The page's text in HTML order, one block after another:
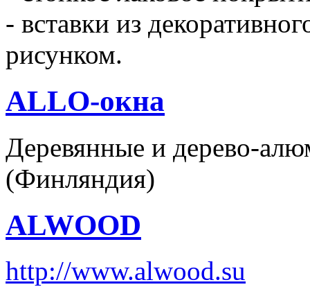
- вставки из
рисунком.
ALLO-окна
Деревянные и дерево-
(Финляндия)
ALWOOD
http://www.alwood.su